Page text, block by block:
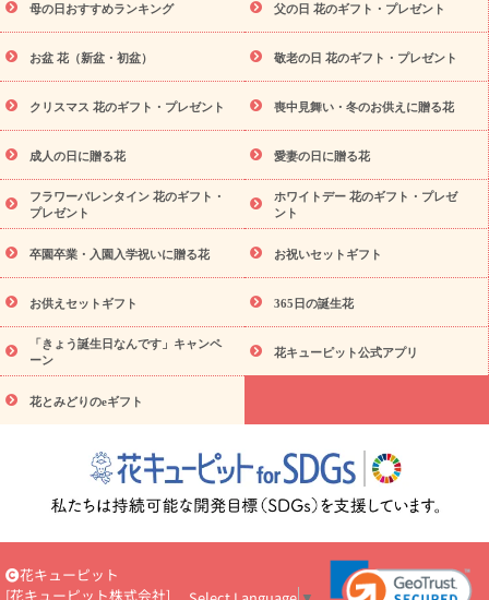
供え・お悔やみ商品一覧
お供え・お悔やみの花
四十九日法要以
降に贈る花
通夜・葬儀に贈る花
お供え お花とセットギフト
お供え プリザーブドフラワー
ペットのお供えフラワー
お盆（新
盆・初盆）
その他 お祝い返し お見舞い
お取り寄せギフト
ビジネス用
ご自宅用 観葉植物 ミディ胡蝶蘭
プリザーブ
ドフラワー
スタイルから探す アレンジメント 花束
スタ
ンド花
お祝い お供え・お悔やみ 胡蝶蘭 胡蝶蘭・花鉢
ディ胡蝶蘭・お祝い
ミディ胡蝶蘭・お供え
世界初の青色胡蝶蘭
観葉植物
観葉植物 産直多肉植物
プリザーブドフラワー
お祝い
お供え・お悔やみ 花とセットギフト
セミオーダー
プチギフト（hanamore -ハナモア-）
花とみどりのeギフト
花キューピットのeGfit
カラー ピンク
イエローオレンジ
レッド
お花の種類 ユリ トルコキキョウ
ら探す
お祝い お祝い・3000円～ お祝い・4000円～
お祝
い・5000円～ お祝い・7000円～ お祝い・10000円～
え・お悔やみ
お供え・お悔やみ・3000円～
お供え・お悔や
み・5000円～ お供え・お悔やみ・
いのマナー
定年退職祝いのマナー
お祝いを贈るときのマナ
花キューピットのお祝いコラム一覧
誕生日のお花を
「色彩心理学」で選ぶ方法
結婚祝いの予算相場
出産祝いお役立
スタンド花（フラスタ）のマナー
お見舞いのマナー
とルール
新築引っ越し祝いコラム
お祝い花のマナー総まとめ
母の日おすすめランキング 父の日 花のギフト・プレゼント
お盆 花（新盆・初盆） 敬老の日 花のギフト・プレゼント
クリスマス 花のギフト・プレゼント 喪中見舞い・冬のお供えに贈る花
成人の日に贈る花 愛妻の日に贈る花
フラワーバレンタイン 花のギフト・
プレゼント
ホワイトデー 花のギフト・プレゼ
ント
卒園卒業・入園入学祝いに贈る花 お祝いセットギフト
お供えセットギフト 365日の誕生花
「きょう誕生日なんです」キャンペ
ーン
花キューピット公式アプリ
花とみどりのeギフト
花キューピット
[花キューピット株式会社]